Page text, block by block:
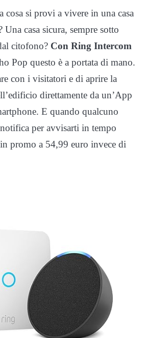
cosa si provi a vivere in una casa
Una casa sicura, sempre sotto
citofono? Con Ring Intercom
Pop questo è a portata di mano.
con i visitatori e di aprire la
direttamente da un’App
E quando qualcuno
per avvisarti in tempo
promo a 54,99 euro invece di